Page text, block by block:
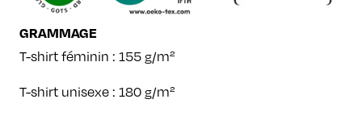
GRAMMAGE
T-shirt féminin : 155 g/m²
T-shirt unisexe : 180 g/m²